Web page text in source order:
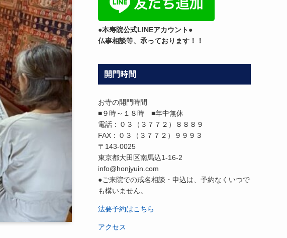
●本寿院公式LINEアカウント●
仏事相談等、承っております！！
開門時間
お寺の開門時間
■９時～１８時 ■年中無休
電話：０３（３７７２）８８８９
FAX：０３（３７７２）９９９３
〒143-0025
東京都大田区南馬込1-16-2
info@honjyuin.com
●ご来院での戒名相談・申込は、予約なくいつで
も構いません。
法要予約はこちら
アクセス